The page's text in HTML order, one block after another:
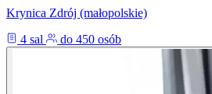
Krynica Zdrój (małopolskie)
4 sal
do 450 osób